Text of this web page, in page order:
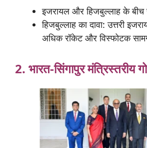
इजरायल और हिजबुल्लाह के बीच
हिजबुल्लाह का दावा: उत्तरी
अधिक रॉकेट और विस्फोटक
2. भारत-सिंगापुरमंत्रिस्तरीय